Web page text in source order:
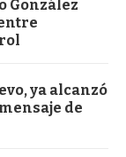
González
ya alcanzó
de